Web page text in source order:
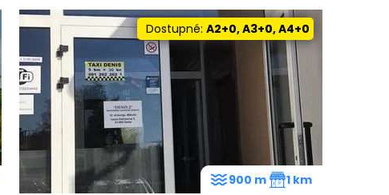
Dostupné:A2+0, A3+0, A4+0
900 m 1 km